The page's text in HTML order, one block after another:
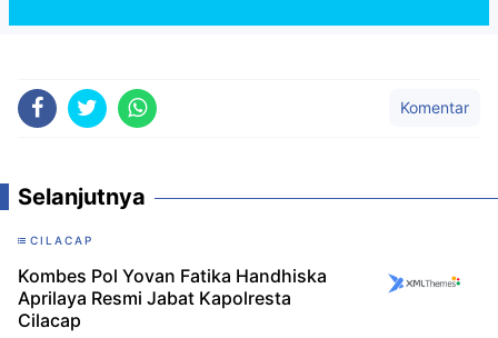
Komentar
Selanjutnya
CILACAP
Kombes Pol Yovan Fatika Handhiska
Aprilaya Resmi Jabat Kapolresta
Cilacap